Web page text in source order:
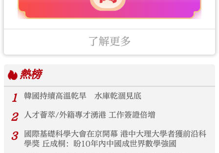
了解更多
熱榜
1
韓國持續高溫乾旱 水庫乾涸見底
2 人才薈萃/外籍專才湧港 工作簽證倍增
3
國際基礎科學大會在京開幕 港中大理大學者獲前沿科
學獎 丘成桐：盼10年內中國成世界數學強國